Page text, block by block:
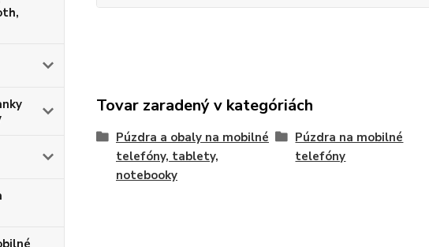
Tovar zaradený v kategóriách
Púzdra a obaly na mobilné
telefóny, tablety,
notebooky
Púzdra na mobilné
telefóny